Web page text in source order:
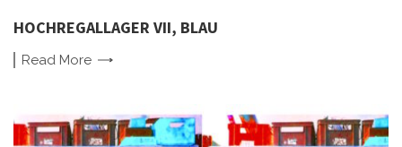
HOCHREGALLAGER VII, BLAU
Read More